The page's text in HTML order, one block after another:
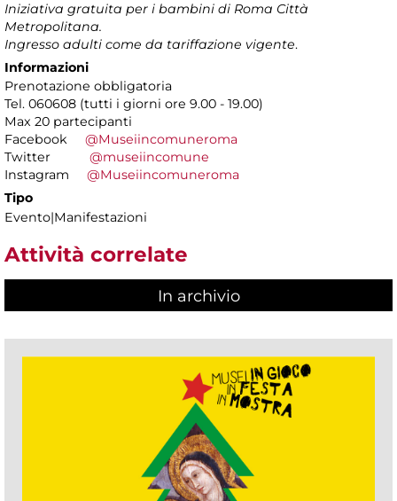
Iniziativa gratuita per i bambini di Roma Città
Metropolitana.
Ingresso adulti come da tariffazione vigente.
Informazioni
Prenotazione obbligatoria
Tel. 060608 (tutti i giorni ore 9.00 - 19.00)
Max 20 partecipanti
Facebook @Museiincomuneroma
Twitter @museiincomune
Instagram @Museiincomuneroma
Tipo
Evento|Manifestazioni
Attività correlate
In archivio